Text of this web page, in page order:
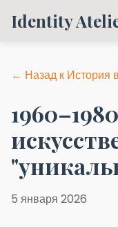
Identity
← Назад к История
5 января 2026